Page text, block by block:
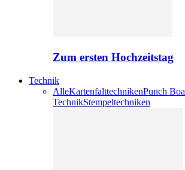
Zum ersten Hochzeitstag
Technik
AlleKartenfalttechnikenPunch
TechnikStempeltechniken